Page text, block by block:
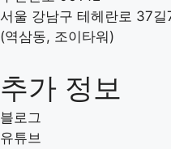
서울 강남구 테헤란로 37길
(역삼동, 조이타워)
추가 정보
블로그
유튜브